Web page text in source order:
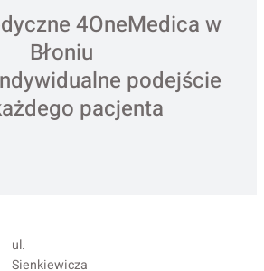
4OneMedica w
Błoniu
podejście
pacjenta
ul.
Sienkiewicza